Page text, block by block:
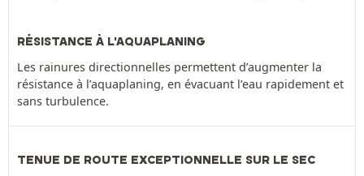
RÉSISTANCE À L'AQUAPLANING
Les rainures directionnelles permettent d’augmenter la
résistance à l’aquaplaning, en évacuant l’eau rapidement et
sans turbulence.
TENUE DE ROUTE EXCEPTIONNELLE SUR LE SEC